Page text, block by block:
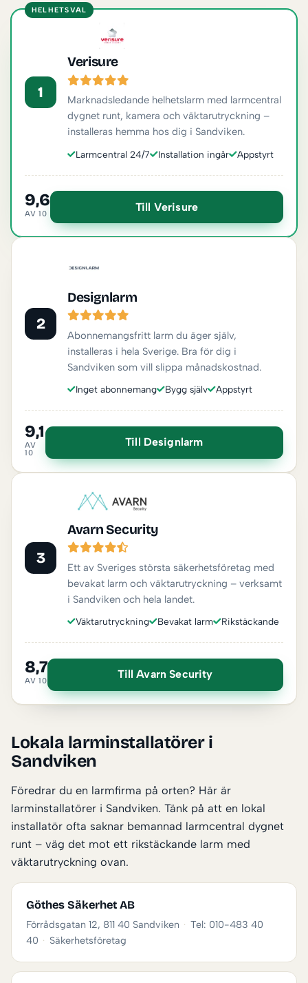
HELHETSVAL
1
Verisure
Marknadsledande helhetslarm med larmcentral
dygnet runt, kamera och väktarutryckning –
installeras hemma hos dig i Sandviken.
Larmcentral 24/7 Installation ingår Appstyrt
9,6
AV 10
Till Verisure
2
Designlarm
Abonnemangsfritt larm du äger själv,
installeras i hela Sverige. Bra för dig i
Sandviken som vill slippa månadskostnad.
Inget abonnemang Bygg själv Appstyrt
9,1
AV
10
Till Designlarm
3
Avarn Security
Ett av Sveriges största säkerhetsföretag med
bevakat larm och väktarutryckning – verksamt
i Sandviken och hela landet.
Väktarutryckning Bevakat larm Rikstäckande
8,7
AV 10
Till Avarn Security
Lokala larminstallatörer i
Sandviken
Föredrar du en larmfirma på orten? Här är
larminstallatörer i Sandviken. Tänk på att en lokal
installatör ofta saknar bemannad larmcentral dygnet
runt – väg det mot ett rikstäckande larm med
väktarutryckning ovan.
Göthes Säkerhet AB
Förrådsgatan 12, 811 40 Sandviken · Tel: 010-483 40
40 · Säkerhetsföretag